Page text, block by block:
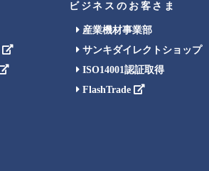
ビジネスのお客さま
産業機材事業部
サンキダイレクトショップ
ISO14001認証取得
FlashTrade